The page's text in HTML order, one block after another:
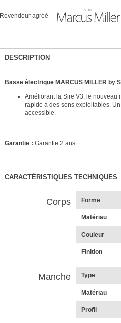
Revendeur agréé
DESCRIPTION
Basse électrique MARCUS MILLER by
Améliorant la Sire V3, le nouveau
rapide à des sons exploitables.
accessible.
Garantie : Garantie 2 ans
CARACTÉRISTIQUES TECHNIQUES
Corps Forme
Matériau
Couleur
Finition
Manche Type
Matériau
Profil